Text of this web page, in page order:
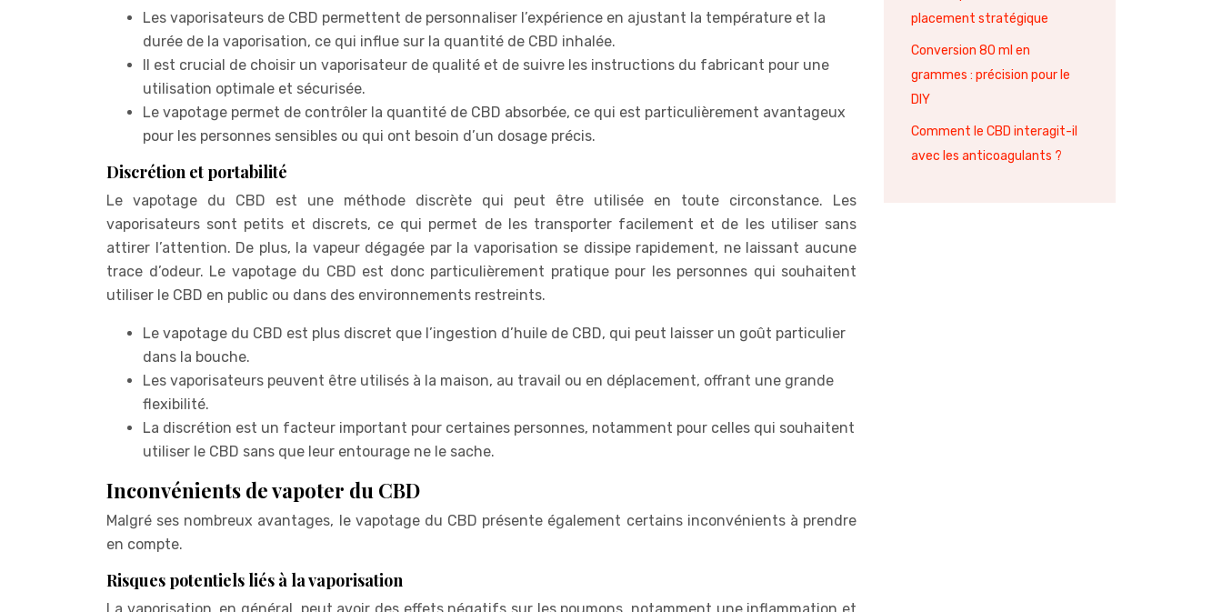
Les vaporisateurs de CBD permettent de personnaliser l’expérience en ajustant la température et la
durée de la vaporisation, ce qui influe sur la quantité de CBD inhalée.
Il est crucial de choisir un vaporisateur de qualité et de suivre les instructions du fabricant pour une
utilisation optimale et sécurisée.
Le vapotage permet de contrôler la quantité de CBD absorbée, ce qui est particulièrement avantageux
pour les personnes sensibles ou qui ont besoin d’un dosage précis.
Discrétion et portabilité
Le vapotage du CBD est une méthode discrète qui peut être utilisée en toute circonstance. Les
vaporisateurs sont petits et discrets, ce qui permet de les transporter facilement et de les utiliser sans
attirer l’attention. De plus, la vapeur dégagée par la vaporisation se dissipe rapidement, ne laissant aucune
trace d’odeur. Le vapotage du CBD est donc particulièrement pratique pour les personnes qui souhaitent
utiliser le CBD en public ou dans des environnements restreints.
Le vapotage du CBD est plus discret que l’ingestion d’huile de CBD, qui peut laisser un goût particulier
dans la bouche.
Les vaporisateurs peuvent être utilisés à la maison, au travail ou en déplacement, offrant une grande
flexibilité.
La discrétion est un facteur important pour certaines personnes, notamment pour celles qui souhaitent
utiliser le CBD sans que leur entourage ne le sache.
Inconvénients de vapoter du CBD
Malgré ses nombreux avantages, le vapotage du CBD présente également certains inconvénients à prendre
en compte.
Risques potentiels liés à la vaporisation
placement stratégique
Conversion 80 ml en
grammes : précision pour le
DIY
Comment le CBD interagit-il
avec les anticoagulants ?